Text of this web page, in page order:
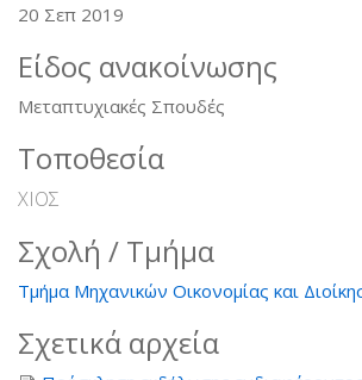
20 Σεπ 2019
Είδος ανακοίνωσης
Μεταπτυχιακές Σπουδές
Τοποθεσία
ΧΙΟΣ
Σχολή / Τμήμα
Τμήμα Μηχανικών Οικονομίας και
Σχετικά αρχεία